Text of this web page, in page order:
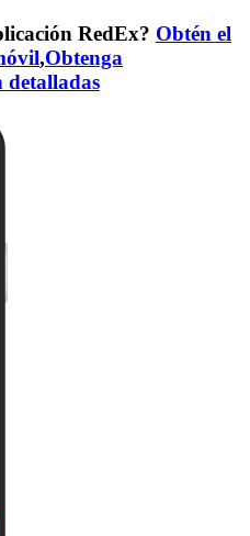
RedEx? Obtén el
,Obtenga
detalladas